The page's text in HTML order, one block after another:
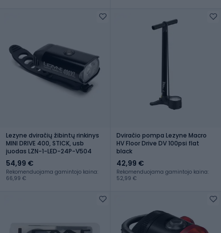
Lezyne dviračių žibintų rinkinys
MINI DRIVE 400, STICK, usb
juodas LZN-1-LED-24P-V504
54,99 €
Rekomenduojama gamintojo kaina:
66,99 €
Dviračio pompa Lezyne Macro
HV Floor Drive DV 100psi flat
black
42,99 €
Rekomenduojama gamintojo kaina:
52,99 €